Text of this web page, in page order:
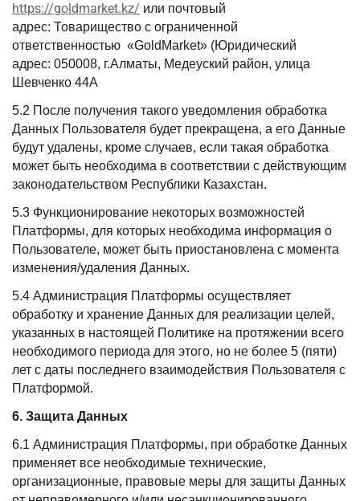
https://goldmarket.kz/ или почтовый
адрес: Товарищество с ограниченной
ответственностью «GoldMarket» (Юридический
адрес: 050008, г.Алматы, Медеуский район, улица
Шевченко 44А
5.2 После получения такого уведомления обработка
Данных Пользователя будет прекращена, а его Данные
будут удалены, кроме случаев, если такая обработка
может быть необходима в соответствии с действующим
законодательством Республики Казахстан.
5.3 Функционирование некоторых возможностей
Платформы, для которых необходима информация о
Пользователе, может быть приостановлена с момента
изменения/удаления Данных.
5.4 Администрация Платформы осуществляет
обработку и хранение Данных для реализации целей,
указанных в настоящей Политике на протяжении всего
необходимого периода для этого, но не более 5 (пяти)
лет с даты последнего взаимодействия Пользователя с
Платформой.
6. Защита Данных
6.1 Администрация Платформы, при обработке Данных
применяет все необходимые технические,
организационные, правовые меры для защиты Данных